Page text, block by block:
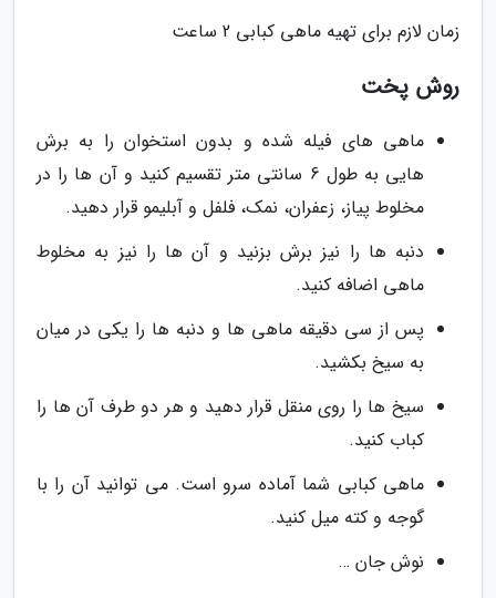
زمان لازم برای تهیه ماهی کبابی 2 ساعت
روش پخت
ماهی های فیله شده و بدون استخوان را به برش
هایی به طول 6 سانتی متر تقسیم کنید و آن ها را در
مخلوط پیاز، زعفران، نمک، فلفل و آبلیمو قرار دهید.
دنبه ها را نیز برش بزنید و آن ها را نیز به مخلوط
ماهی اضافه کنید.
پس از سی دقیقه ماهی ها و دنبه ها را یکی در میان
به سیخ بکشید.
سیخ ها را روی منقل قرار دهید و هر دو طرف آن ها را
کباب کنید.
ماهی کبابی شما آماده سرو است. می توانید آن را با
گوجه و کته میل کنید.
نوش جان …